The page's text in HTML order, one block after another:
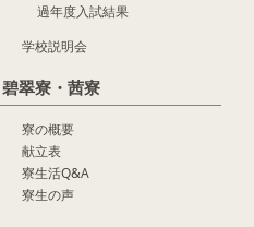
過年度入試結果
学校説明会
碧翠寮・茜寮
寮の概要
献立表
寮生活Q&A
寮生の声